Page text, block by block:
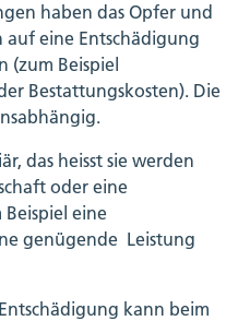
haben das Opfer und
eine Entschädigung
(zum Beispiel
Bestattungskosten). Die
das heisst sie werden
oder eine
eine
genügende Leistung
kann beim